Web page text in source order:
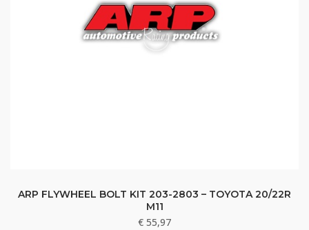
ARP FLYWHEEL BOLT KIT 203-2803 – TOYOTA 20/22R
M11
€ 55,97